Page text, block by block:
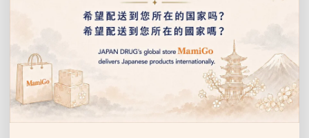
🍬 현재 정규 라인업
비교 항목 🍇 이탈리안 그레이프 맛 🍋 이탈
선물, 할인 이벤트 등을 누구보다 먼저 알려드립니다.
이
일